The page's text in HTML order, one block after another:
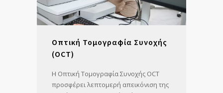
Οπτική Τομογραφία Συνοχής
(OCT)
Η Οπτική Τομογραφία Συνοχής OCT
προσφέρει λεπτομερή απεικόνιση της